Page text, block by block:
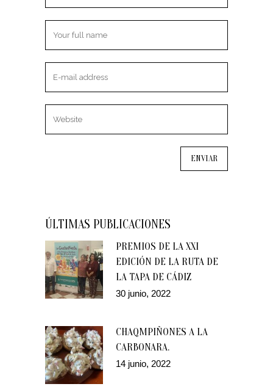
ÚLTIMAS PUBLICACIONES
PREMIOS DE LA XXI
EDICIÓN DE LA RUTA DE
LA TAPA DE CÁDIZ
30 junio, 2022
CHAQMPIÑONES A LA
CARBONARA.
14 junio, 2022